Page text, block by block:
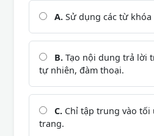
A. Sử dụng các từ
B. Tạo nội dung trả lời
tự nhiên, đàm thoại.
C. Chỉ tập trung vào
trang.